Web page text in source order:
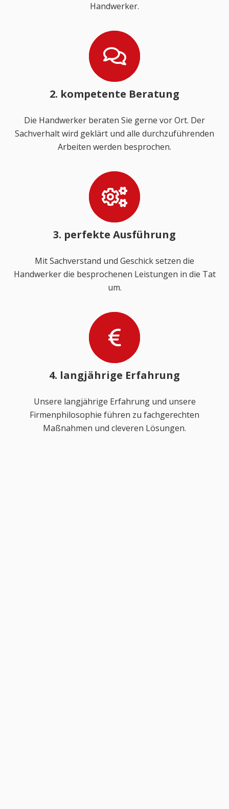
Handwerker.
2. kompetente Beratung
Die Handwerker beraten Sie gerne vor Ort. Der
Sachverhalt wird geklärt und alle durchzuführenden
Arbeiten werden besprochen.
3. perfekte Ausführung
Mit Sachverstand und Geschick setzen die
Handwerker die besprochenen Leistungen in die Tat
um.
4. langjährige Erfahrung
Unsere langjährige Erfahrung und unsere
Firmenphilosophie führen zu fachgerechten
Maßnahmen und cleveren Lösungen.